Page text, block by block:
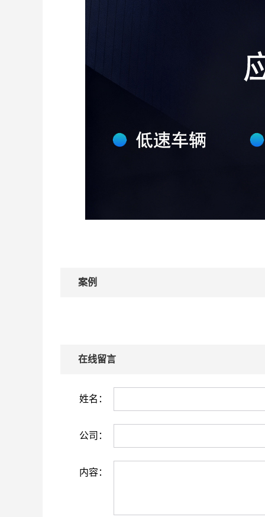
案例
在线留言
姓名：
公司：
内容：